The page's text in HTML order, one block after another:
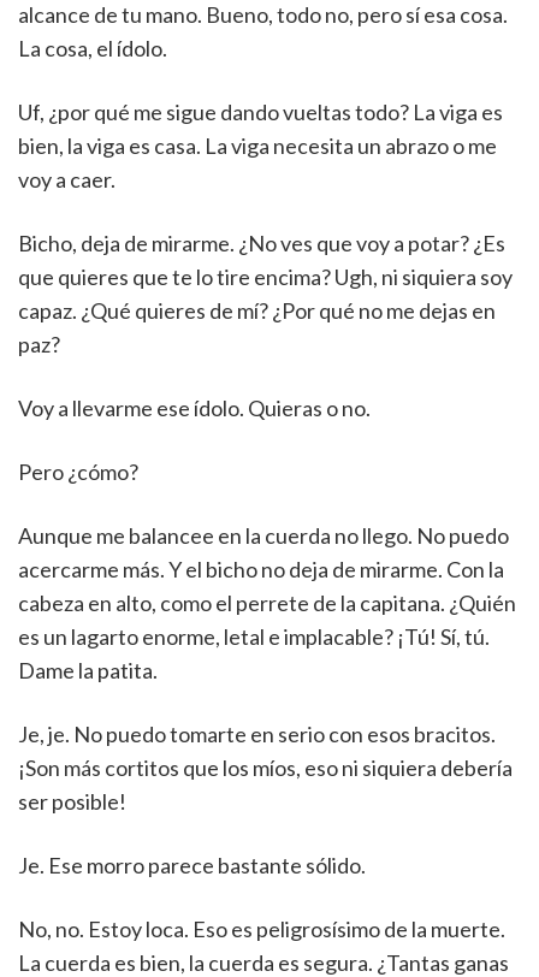
alcance de tu mano. Bueno, todo no, pero sí esa cosa.
La cosa, el ídolo.
Uf, ¿por qué me sigue dando vueltas todo? La viga es
bien, la viga es casa. La viga necesita un abrazo o me
voy a caer.
Bicho, deja de mirarme. ¿No ves que voy a potar? ¿Es
que quieres que te lo tire encima? Ugh, ni siquiera soy
capaz. ¿Qué quieres de mí? ¿Por qué no me dejas en
paz?
Voy a llevarme ese ídolo. Quieras o no.
Pero ¿cómo?
Aunque me balancee en la cuerda no llego. No puedo
acercarme más. Y el bicho no deja de mirarme. Con la
cabeza en alto, como el perrete de la capitana. ¿Quién
es un lagarto enorme, letal e implacable? ¡Tú! Sí, tú.
Dame la patita.
Je, je. No puedo tomarte en serio con esos bracitos.
¡Son más cortitos que los míos, eso ni siquiera debería
ser posible!
Je. Ese morro parece bastante sólido.
No, no. Estoy loca. Eso es peligrosísimo de la muerte.
La cuerda es bien, la cuerda es segura. ¿Tantas ganas